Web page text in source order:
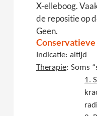
X-elleboog.
de repositie op
Geen.
Indicatie: altijd
Therapie: Soms
1.